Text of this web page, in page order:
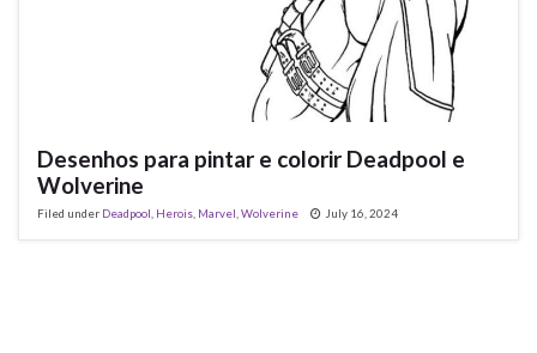
Desenhos para pintar e colorir Deadpool e
Wolverine
Filed under Deadpool Herois Marvel Wolverine July 16, 2024